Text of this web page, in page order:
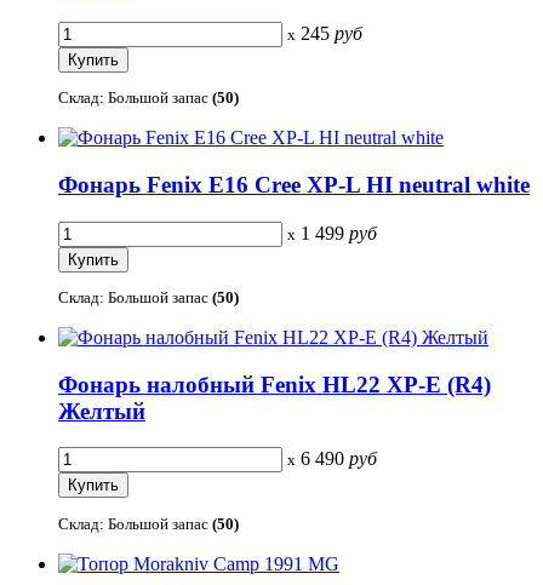
x 245 руб
Склад: Большой запас (50)
Фонарь Fenix E16 Cree XP-L HI neutral white
x 1 499 руб
Склад: Большой запас (50)
Фонарь налобный Fenix HL22 XP-E (R4)
Желтый
x 6 490 руб
Склад: Большой запас (50)